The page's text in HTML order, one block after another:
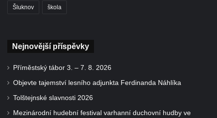
Šluknov škola
Nejnovější příspěvky
Příměstský tábor 3. – 7. 8. 2026
Objevte tajemství lesního adjunkta Ferdinanda Náhlíka
Tolštejnské slavnosti 2026
Mezinárodní hudební festival varhanní duchovní hudby ve